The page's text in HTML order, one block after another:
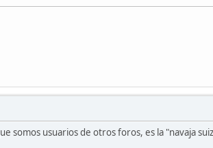
somos usuarios de otros foros, es la "navaja